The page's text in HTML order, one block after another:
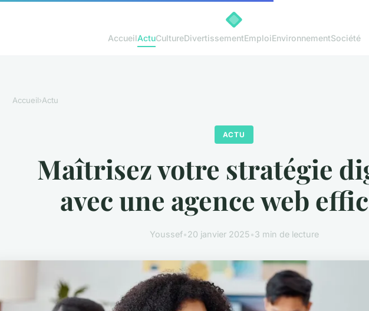
AccueilActuCultureDivertissementEmploiEnvironnementSociété
Accueil›Actu
ACTU
Maîtrisez votre stratégie
avec une agence web
Youssef•20 janvier 2025•3 min de lecture